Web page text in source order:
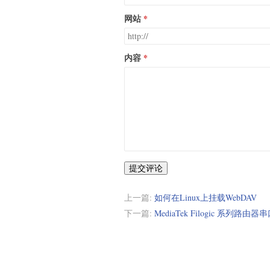
网站
内容
提交评论
上一篇: 如何在Linux上挂载WebDAV
下一篇: MediaTek Filogic 系列路由器